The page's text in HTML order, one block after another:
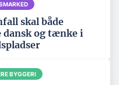
skal både
og tænke i
BYGGERI